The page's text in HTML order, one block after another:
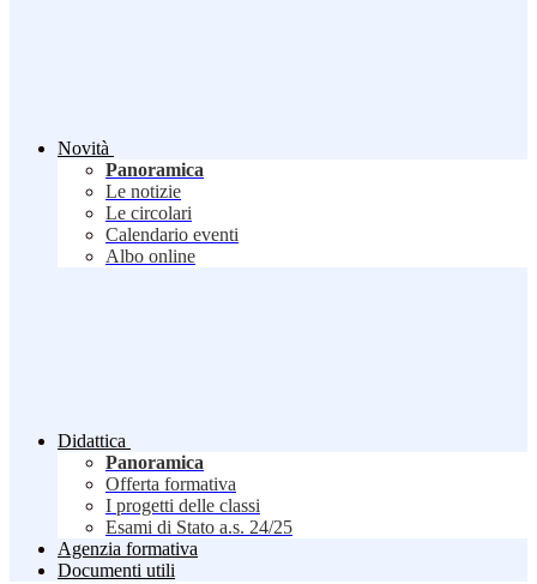
Novità
Panoramica
Le notizie
Le circolari
Calendario eventi
Albo online
Didattica
Panoramica
Offerta formativa
I progetti delle classi
Esami di Stato a.s. 24/25
Agenzia formativa
Documenti utili